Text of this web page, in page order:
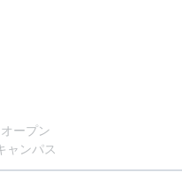
オープン
ャンパス